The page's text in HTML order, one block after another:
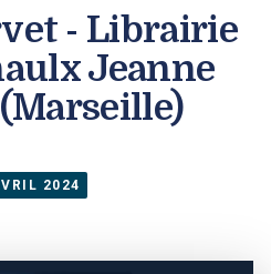
- Librairie
Jeanne
2024